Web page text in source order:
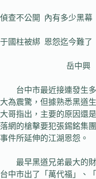
偵查不公開 內有多少黑幕
于國柱被綁 恩怨迄今難了
岳中興
台中市最近接連發生多
大為震驚，但據熟悉黑道
大哥指出，主要的原因還
落網的槍擊要犯張錫銘集
事件所延伸的江湖恩怨。
最早黑道兄弟最大的財
台中市出了「萬代福」、